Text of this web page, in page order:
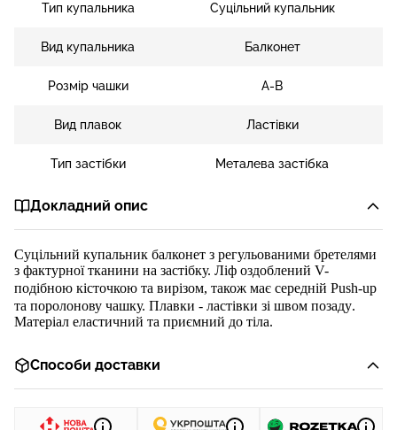
Тип купальника Суцільний купальник
Вид купальника Балконет
Розмір чашки A-B
Вид плавок Ластівки
Тип застібки Металева застібка
Докладний опис
Суцільний купальник балконет з регульованими бретелями
з фактурноїтканини на застібку. Ліф оздоблений V-
подібною кісточкою та вирізом, також має середній Push-up
та поролонову чашку. Плавки - ластівки зі швом позаду.
Матеріал еластичний та приємний до тіла.
Способи доставки